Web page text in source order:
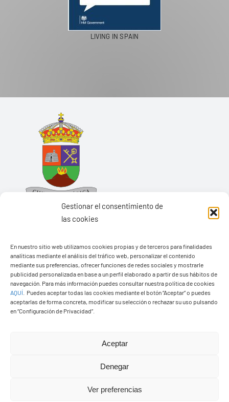
Gestionar el consentimiento de
las cookies
En nuestro sitio web utilizamos cookies propias y de terceros para finalidades
analíticas mediante el análisis del tráfico web, personalizar el contenido
mediante sus preferencias, ofrecer funciones de redes sociales y mostrarle
publicidad personalizada en base a un perfil elaborado a partir de sus hábitos de
navegación. Para más información puedes consultar nuestra política de cookies
AQUÍ
Puedes aceptar todas las cookies mediante el botón “Aceptar” o puedes
aceptarlas de forma concreta, modificar su selección o rechazar su uso pulsando
en “Configuración de Privacidad”.
Aceptar
Denegar
Ver preferencias
Ayuntamiento de Yaiza
Pza. de Los Remedios, 1
35570 – Yaiza
Tel:928 83 62 20